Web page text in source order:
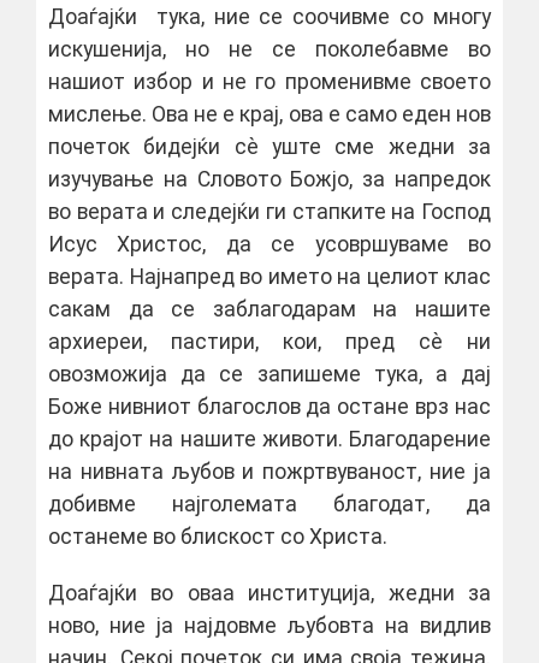
Доаѓајќи тука, ние се соочивме со многу
искушенија, но не се поколебавме во
нашиот избор и не го променивме своето
мислење. Ова не е крај, ова е само еден нов
почеток бидејќи сѐ уште сме жедни за
изучување на Словото Божјо, за напредок
во верата и следејќи ги стапките на Господ
Исус Христос, да се усовршуваме во
верата. Најнапред во името на целиот клас
сакам да се заблагодарам на нашите
архиереи, пастири, кои, пред сѐ ни
овозможија да се запишеме тука, а дај
Боже нивниот благослов да остане врз нас
до крајот на нашите животи. Благодарение
на нивната љубов и пожртвуваност, ние ја
добивме најголемата благодат, да
останеме во блискост со Христа.
Доаѓајќи во оваа институција, жедни за
ново, ние ја најдовме љубовта на видлив
начин. Секој почеток си има своја тежина.